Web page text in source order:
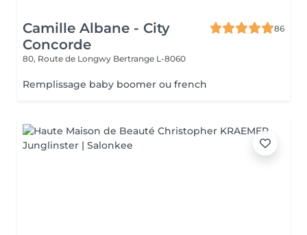
Camille Albane - City
Concorde
86
80, Route de Longwy Bertrange L-8060
Remplissage baby boomer ou french